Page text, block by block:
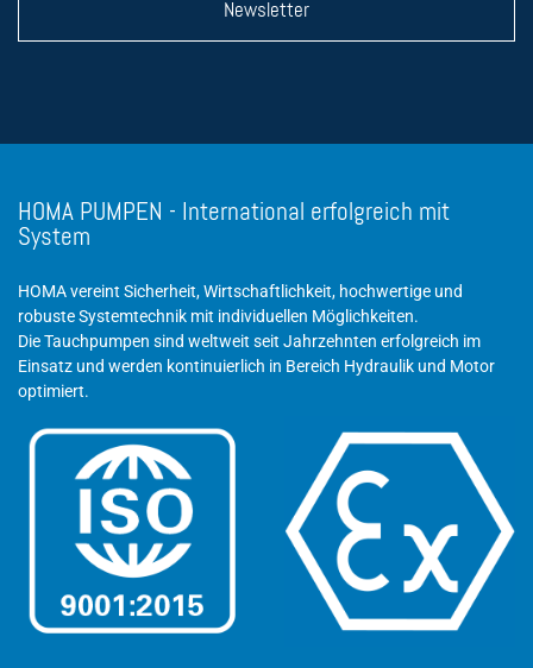
Newsletter
HOMA PUMPEN - International erfolgreich mit
System
HOMA vereint Sicherheit, Wirtschaftlichkeit, hochwertige und
robuste Systemtechnik mit individuellen Möglichkeiten.
Die Tauchpumpen sind weltweit seit Jahrzehnten erfolgreich im
Einsatz und werden kontinuierlich in Bereich Hydraulik und Motor
optimiert.